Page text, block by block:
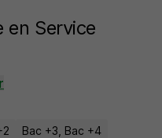
en Service
Bac +3, Bac +4